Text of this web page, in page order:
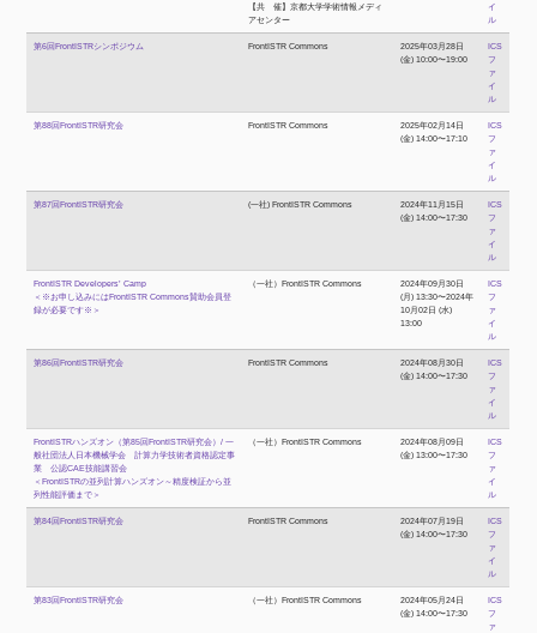
【共 催】京都大学学術情報メディ
アセンター
イ
ル
第6回FrontISTRシンポジウム FrontISTR Commons
2025年03月28日
(金) 10:00〜19:00
ICS
フ
ァ
イ
ル
第88回FrontISTR研究会 FrontISTR Commons
2025年02月14日
(金) 14:00〜17:10
ICS
フ
ァ
イ
ル
第87回FrontISTR研究会 (一社) FrontISTR Commons
2024年11月15日
(金) 14:00〜17:30
ICS
フ
ァ
イ
ル
FrontISTR Developers’ Camp
＜※お申し込みにはFrontISTR Commons賛助会員登
録が必要です※＞
（一社）FrontISTR Commons
2024年09月30日
(月) 13:30〜2024年
10月02日 (水)
13:00
ICS
フ
ァ
イ
ル
第86回FrontISTR研究会 FrontISTR Commons
2024年08月30日
(金) 14:00〜17:30
ICS
フ
ァ
イ
ル
FrontISTRハンズオン（第85回FrontISTR研究会）/ 一
般社団法人日本機械学会 計算力学技術者資格認定事
業 公認CAE技能講習会
＜FrontISTRの並列計算ハンズオン～精度検証から並
列性能評価まで＞
（一社）FrontISTR Commons
2024年08月09日
(金) 13:00〜17:30
ICS
フ
ァ
イ
ル
第84回FrontISTR研究会 FrontISTR Commons
2024年07月19日
(金) 14:00〜17:30
ICS
フ
ァ
イ
ル
第83回FrontISTR研究会 （一社）FrontISTR Commons
2024年05月24日
(金) 14:00〜17:30
ICS
フ
ァ